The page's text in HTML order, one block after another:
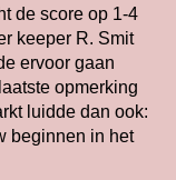
de score op 1-4
keeper R. Smit
ervoor gaan
opmerking
luidde dan ook:
beginnen in het